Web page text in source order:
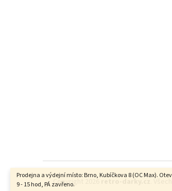
Prodejna a výdejní místo: Brno, Kubíčkova 8 (OC Max).
9 - 15 hod, PÁ zavřeno.Copyright 2026